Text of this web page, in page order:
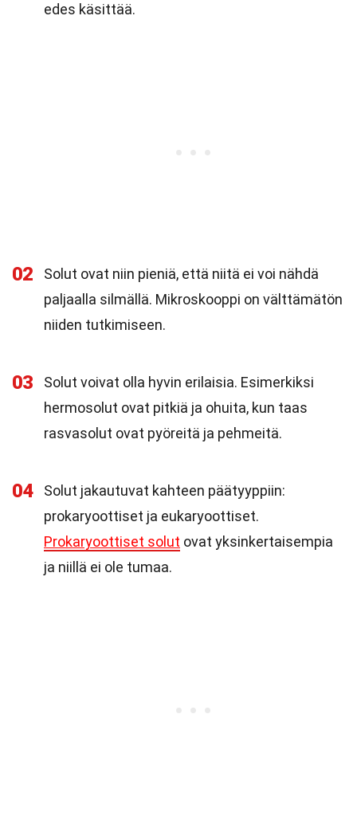
edes käsittää.
02
Solut ovat niin pieniä, että niitä ei voi nähdä
paljaalla silmällä. Mikroskooppi on välttämätön
niiden tutkimiseen.
03
Solut voivat olla hyvin erilaisia. Esimerkiksi
hermosolut ovat pitkiä ja ohuita, kun taas
rasvasolut ovat pyöreitä ja pehmeitä.
04
Solut jakautuvat kahteen päätyyppiin:
prokaryoottiset ja eukaryoottiset.
Prokaryoottiset solut ovat yksinkertaisempia
ja niillä ei ole tumaa.